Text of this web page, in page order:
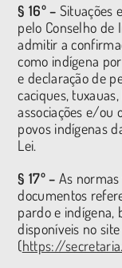
§ 16º – Situações
pelo Conselho de
admitir a
como indígena
e declaração de
caciques,
associações e/ou
povos indígenas
Lei.
§ 17º – As
documentos
pardo e indígena,
disponíveis no
(https://